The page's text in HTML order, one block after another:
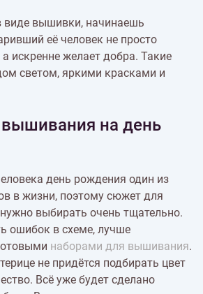
виде вышивки, начинаешь
её человек не просто
искренне желает добра. Такие
светом, яркими красками и
на день
день рождения один из
в жизни, поэтому сюжет для
выбирать очень тщательно.
ошибок в схеме, лучше
наборами для вышивания.
не придётся подбирать цвет
Всё уже будет сделано